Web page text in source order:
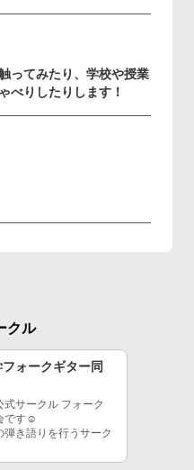
ってみたり、学校や授業
べりしたりします！
クル
ォークギター同
サークル フォーク
です︎︎︎︎︎☺︎
弾き語りを行うサーク
回、月木の18:00-